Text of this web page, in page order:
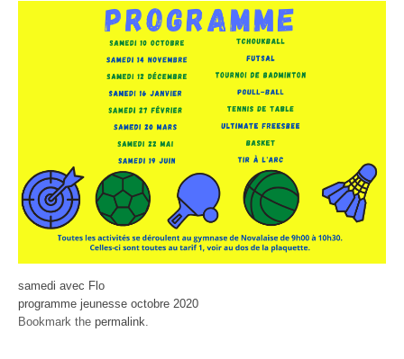
samedi avec Flo
programme jeunesse octobre 2020
Bookmark the permalink